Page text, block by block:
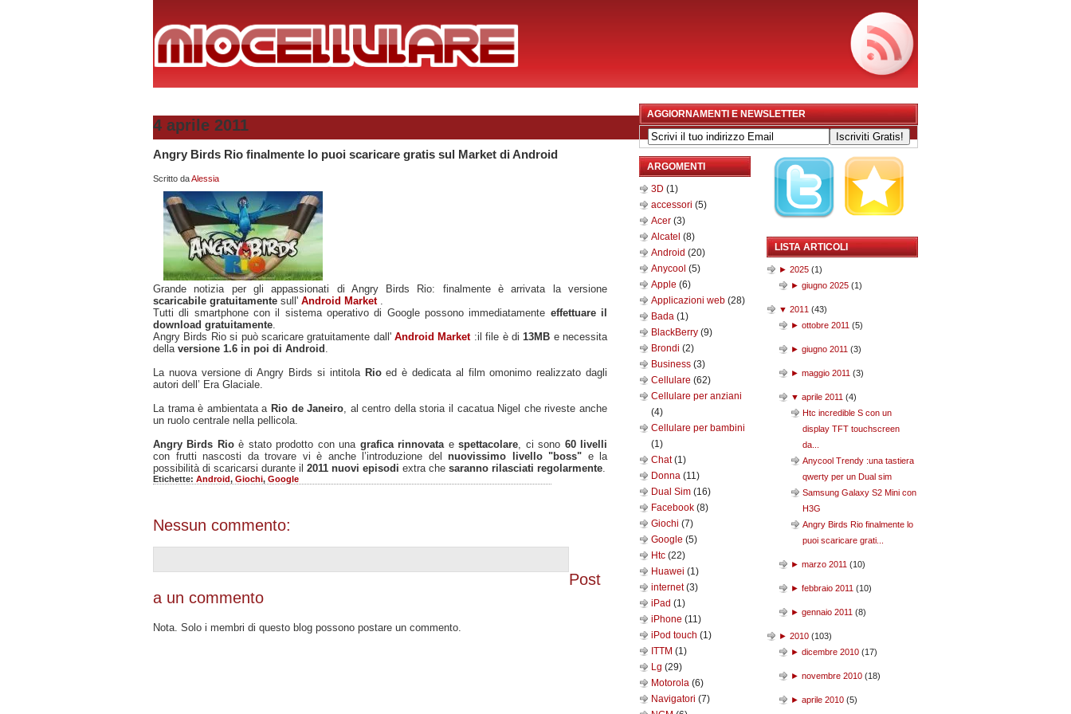
4 aprile 2011
Angry Birds Rio finalmente lo puoi scaricare gratis sul Market di Android
Scritto daAlessia
Grande notizia per gli appassionati di Angry Birds Rio: finalmente è arrivata la versione
scaricabile gratuitamente sull' Android Market
Tutti dli smartphone con il sistema operativo di Google possono immediatamente effettuare il
download gratuitamente
Angry Birds Rio si può scaricare gratuitamente dall' Android Market :il file è di 13MB e necessita
della versione 1.6 in poi di Android
La nuova versione di Angry Birds si intitola Rioed è dedicata al film omonimo realizzato dagli
autori dell’ Era Glaciale.
La trama è ambientata a Rio de Janeiro , al centro della storia il cacatua Nigel che riveste anche
un ruolo centrale nella pellicola.
Angry Birds Rioè stato prodotto con una grafica rinnovata espettacolare , ci sono 60 livelli
con frutti nascosti da trovare vi è anche l’introduzione del nuovissimo livello "boss" e la
possibilità di scaricarsi durante il 2011 nuovi episodi extra che saranno rilasciati regolarmente
Etichette: Android, Giochi, Google
Nessun commento:
Post
a un commento
Nota. Solo i membri di questo blog possono postare un commento.
AGGIORNAMENTI E NEWSLETTER
ARGOMENTI
3D (1)
accessori (5)
Acer (3)
Alcatel (8)
Android (20)
Anycool (5)
Apple (6)
Applicazioni web (28)
Bada (1)
BlackBerry (9)
Brondi (2)
Business (3)
Cellulare (62)
Cellulare per anziani
(4)
Cellulare per bambini
(1)
Chat(1)
Donna (11)
Dual Sim (16)
Facebook (8)
Giochi (7)
Google (5)
Htc (22)
Huawei (1)
internet(3)
iPad (1)
iPhone (11)
iPod touch (1)
ITTM (1)
Lg (29)
Motorola (6)
Navigatori (7)
LISTA ARTICOLI
► 2025 (1)
► giugno 2025 (1)
▼ 2011 (43)
► ottobre 2011 (5)
► giugno 2011 (3)
► maggio 2011 (3)
▼ aprile 2011 (4)
Htc incredible S con un
display TFT touchscreen
da...
Anycool Trendy :una tastiera
qwerty per un Dual sim
Samsung Galaxy S2 Mini con
H3G
Angry Birds Rio finalmente lo
puoi scaricare grati...
► marzo 2011 (10)
► febbraio 2011 (10)
► gennaio 2011 (8)
► 2010 (103)
► dicembre 2010 (17)
► novembre 2010 (18)
► aprile 2010 (5)